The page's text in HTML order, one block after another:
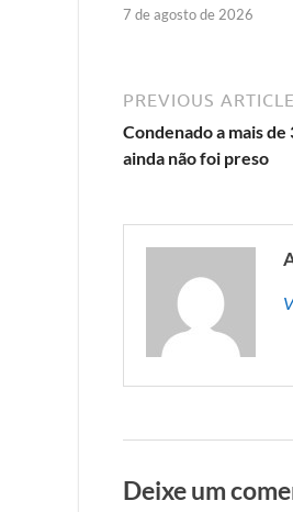
7 de agosto de 2026
PREVIOUS ARTICLE
Condenado a mais
ainda não foi preso
Deixe um